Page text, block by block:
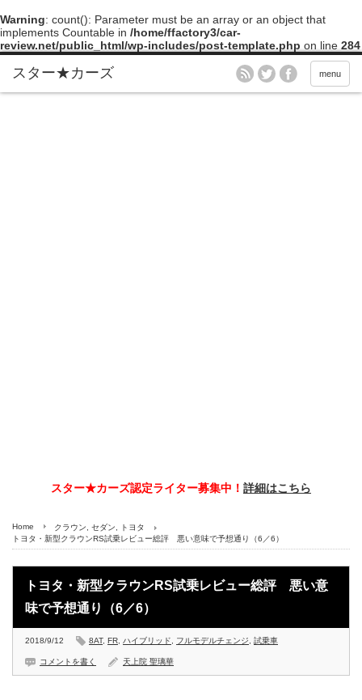
Warning: count(): Parameter must be an array or an object that
implements Countable in /home/ffactory3/car-
review.net/public_html/wp-includes/post-template.php on line 284
menu
スター★カーズ認定ライター募集中！ 詳細はこちら
Home クラウン セダン
トヨタ
トヨタ・新型クラウンRS試乗レビュー総評 悪い意味で予想通り（6／6）
トヨタ・新型クラウンRS試乗レビュー総評 悪い意
味で予想通り（6／6）
2018/9/12 8AT, FR ハイブリッド フルモデルチェンジ 試乗車
コメントを書く 天上院 聖璃華